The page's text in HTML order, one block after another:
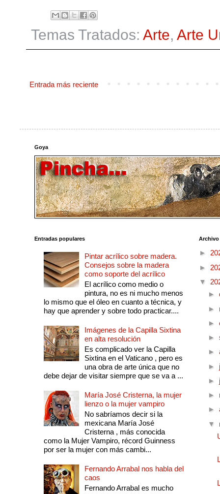
Temas Tratados: Arte, Arte
Entrada más reciente
Goya
Entradas populares
Pintar acrílico sobre madera.
Consejos sobre la madera
como soporte del acrílico
El acrílico como medio o
pintura, no es ni mucho menos
lo mismo que el óleo en cuanto a técnica, y
hay que aprender y sobre todo practicar....
Imágenes de la Capilla Sixtina
en alta resolución
Es complicado ver la Capilla
Sixtina en el Vaticano , pero es
una obra de arte única que no
debe dejar de visitar siempre que se va a ...
María José Cristerna, la mujer
lienzo o la mujer vampiro
No sabríamos decir si la
mexicana María José
Cristerna , más conocida
como la Mujer Vampiro, récord Guinness
por ser la mujer con más cambi...
Fernando Arrabal nos habla del
caos
Fernando Arrabal es mucho
►
►
▼
►
►
►
►
►
►
►
►
►
▼